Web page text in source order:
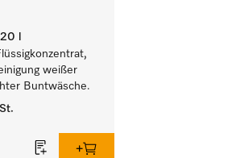
l
weißer
Buntwäsche.